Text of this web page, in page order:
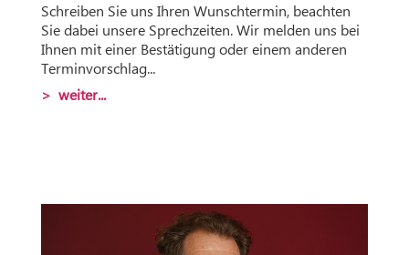
Schreiben Sie uns Ihren Wunschtermin, beachten
Sie dabei unsere Sprechzeiten. Wir melden uns bei
Ihnen mit einer Bestätigung oder einem anderen
Terminvorschlag...
> weiter...